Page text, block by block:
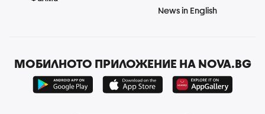
News in English
МОБИЛНОТО ПРИЛОЖЕНИЕ НА NOVA.BG